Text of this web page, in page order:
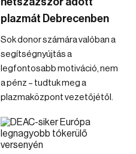
plazmát Debrecenben
Sok donor számára valóban a
segítségnyújtás a
legfontosabb motiváció, nem
a pénz – tudtuk meg a
plazmaközpont vezetőjétől.